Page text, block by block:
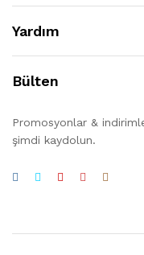
Yardım
Bülten
Promosyonlar &
şimdi kaydolun.